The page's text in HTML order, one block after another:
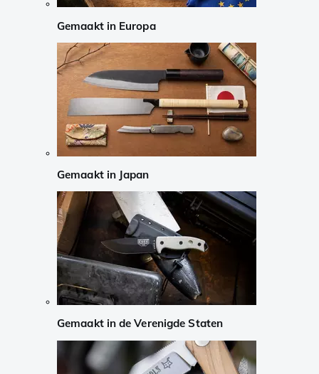
Gemaakt in Europa
Gemaakt in Japan
Gemaakt in de Verenigde Staten